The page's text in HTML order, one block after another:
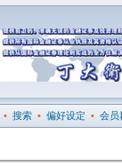
• 搜索 • 偏好设定 • 会员